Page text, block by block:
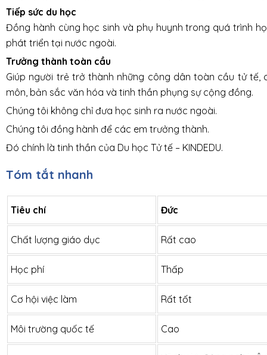
Tiếp sức du học
Đồng hành cùng học sinh và phụ huynh trong quá trình
phát triển tại nước ngoài.
Trưởng thành toàn cầu
Giúp người trẻ trở thành những công dân toàn cầu tử tế,
môn, bản sắc văn hóa và tinh thần phụng sự cộng đồng.
Chúng tôi không chỉ đưa học sinh ra nước ngoài.
Chúng tôi đồng hành để các em trưởng thành.
Đó chính là tinh thần của Du học Tử tế – KINDEDU.
Tóm tắt nhanh
Tiêu chí Đức
Chất lượng giáo dục Rất cao
Học phí Thấp
Cơ hội việc làm Rất tốt
Môi trường quốc tế Cao